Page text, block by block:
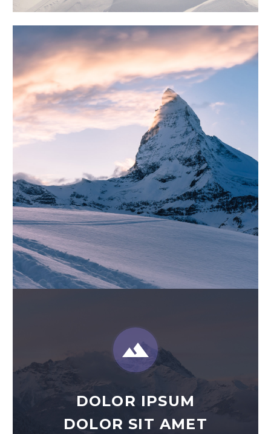


DOLOR IPSUM
DOLOR SIT AMET